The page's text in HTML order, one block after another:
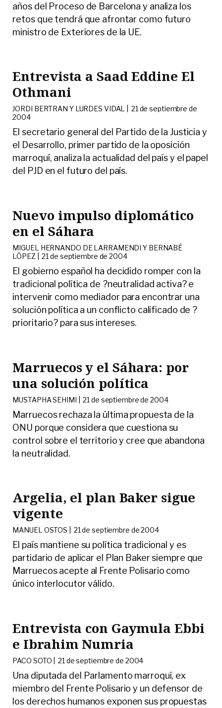
años del Proceso de Barcelona y analiza los
retos que tendrá que afrontar como futuro
ministro de Exteriores de la UE.
Entrevista a Saad Eddine El
Othmani
JORDI BERTRAN Y LURDES VIDAL | 21 de septiembre de
2004
El secretario general del Partido de la Justicia y
el Desarrollo, primer partido de la oposición
marroquí, analiza la actualidad del país y el papel
del PJD en el futuro del país.
Nuevo impulso diplomático
en el Sáhara
MIGUEL HERNANDO DE LARRAMENDI Y BERNABÉ
LÓPEZ |21 de septiembre de 2004
El gobierno español ha decidido romper con la
tradicional política de ?neutralidad activa? e
intervenir como mediador para encontrar una
solución política a un conflicto calificado de ?
prioritario? para sus intereses.
Marruecos y el Sáhara: por
una solución política
MUSTAPHA SEHIMI |21 de septiembre de 2004
Marruecos rechaza la última propuesta de la
ONU porque considera que cuestiona su
control sobre el territorio y cree que abandona
la neutralidad.
Argelia, el plan Baker sigue
vigente
MANUEL OSTOS | 21 de septiembre de 2004
El país mantiene su política tradicional y es
partidario de aplicar el Plan Baker siempre que
Marruecos acepte al Frente Polisario como
único interlocutor válido.
Entrevista con Gaymula Ebbi
e Ibrahim Numria
PACO SOTO |21 de septiembre de 2004
Una diputada del Parlamento marroquí, ex
miembro del Frente Polisario y un defensor de
los derechos humanos exponen sus propuestas